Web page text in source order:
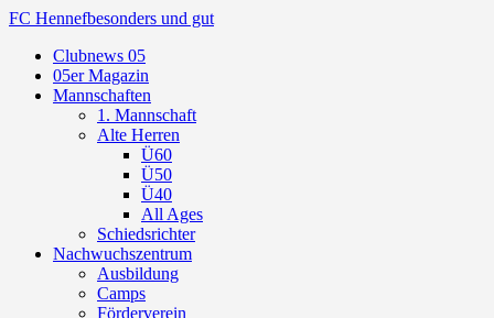
FC Hennefbesonders und gut
Clubnews 05
05er Magazin
Mannschaften
1. Mannschaft
Alte Herren
Ü60
Ü50
Ü40
All Ages
Schiedsrichter
Nachwuchszentrum
Ausbildung
Camps
Förderverein